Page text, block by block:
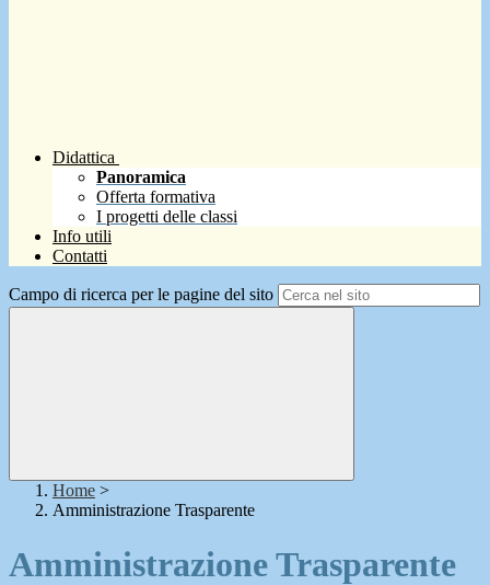
Didattica
Panoramica
Offerta formativa
I progetti delle classi
Info utili
Contatti
Campo di ricerca per le pagine del sito
Home >
Amministrazione Trasparente
Amministrazione Trasparente